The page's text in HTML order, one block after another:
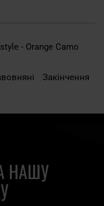
- Orange Camo
Закінчення
НАШУ